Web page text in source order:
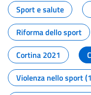
Sport e salute
Riforma dello sport
Cortina 2021
Violenza nello sport